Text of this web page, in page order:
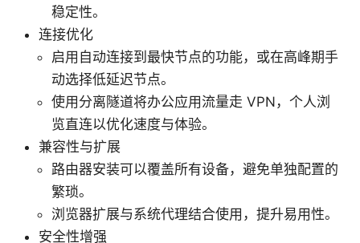
稳定性。
连接优化
启用自动连接到最快节点的功能，或在高峰期手
动选择低延迟节点。
使用分离隧道将办公应用流量走 VPN，个人浏
览直连以优化速度与体验。
兼容性与扩展
路由器安装可以覆盖所有设备，避免单独配置的
繁琐。
浏览器扩展与系统代理结合使用，提升易用性。
安全性增强